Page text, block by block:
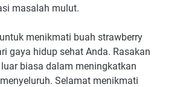
masalah mulut.
menikmati buah strawberry
gaya hidup sehat Anda. Rasakan
biasa dalam meningkatkan
Selamat menikmati